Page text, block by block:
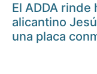
El ADDA
alicantino
una placa